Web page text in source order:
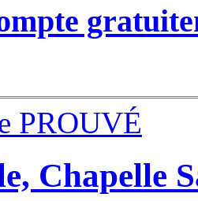
PROUVÉ
Chapelle